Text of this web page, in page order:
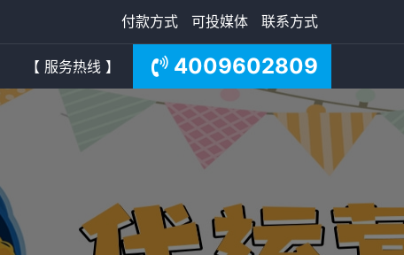
付款方式 可投媒体 联系方式
【 服务热线 】 4009602809